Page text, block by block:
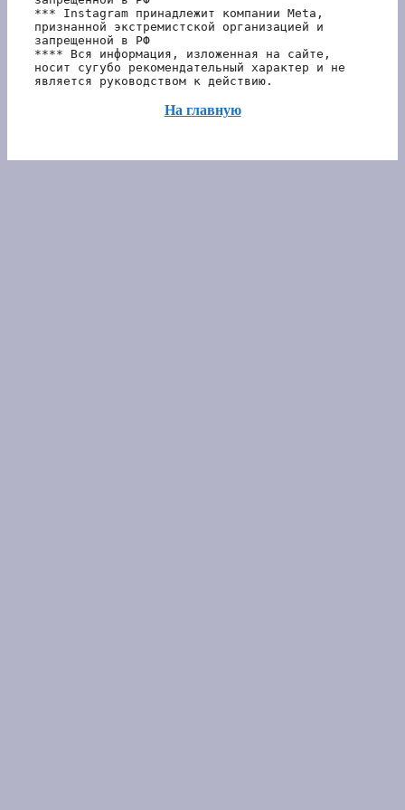
*** Instagram принадлежит компании Meta,
признанной экстремистской организацией и
запрещенной в РФ
**** Вся информация, изложенная на сайте,
носит сугубо рекомендательный характер и не
является руководством к действию.
На главную